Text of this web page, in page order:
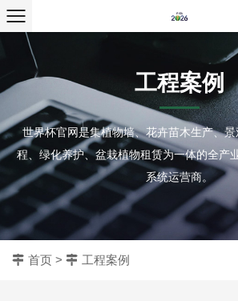
工程案例
世界杯官网是集植物墙、花卉苗木生产、
程、绿化养护、盆栽植物租赁为一体的全产
系统运营商。
首页 > 工程案例